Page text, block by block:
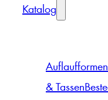
Katalog
Auflaufformen
& Tassen